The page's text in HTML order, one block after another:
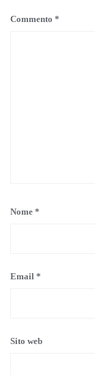
Commento *
Nome *
Email *
Sito web